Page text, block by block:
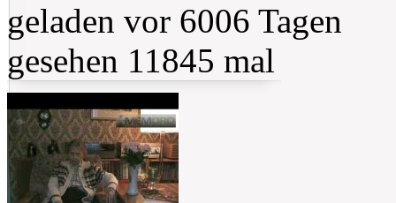
geladen vor 6006 Tagen
gesehen 11845 mal